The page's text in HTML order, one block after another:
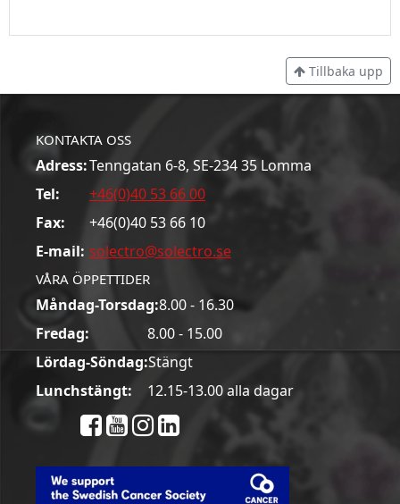
Tillbaka upp
KONTAKTA OSS
Adress:Tenngatan 6-8, SE-234 35 Lomma
Tel:
+46(0)40 53 66 00
Fax:
+46(0)40 53 66 10
E-mail: solectro@solectro.se
VÅRA ÖPPETTIDER
Måndag-Torsdag:8.00 - 16.30
Fredag:
8.00 - 15.00
Lördag-Söndag:Stängt
Lunchstängt:
12.15-13.00 alla dagar